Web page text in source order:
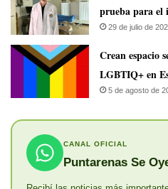
prueba para el
29 de julio de
Crean espacio
LGBTIQ+ en
5 de agosto de
CANAL OFICIAL
Puntarenas Se